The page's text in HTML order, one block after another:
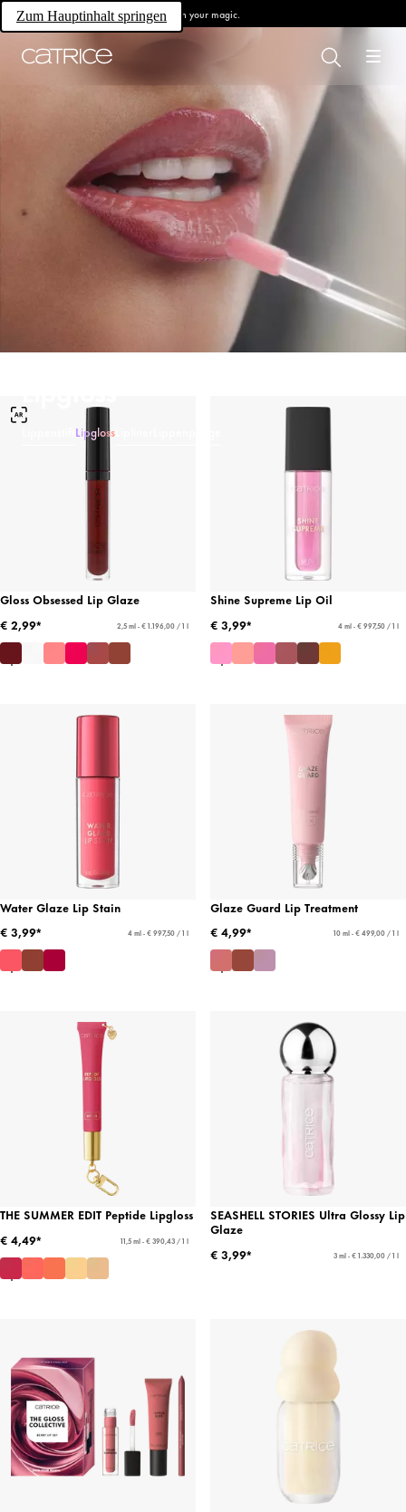
Zum Hauptinhalt springen Own your magic.
Lipgloss
Gloss Obsessed Lip Glaze
€ 2,99*
2,5 ml - € 1.196,00 / 1 l
Shine Supreme Lip Oil
€ 3,99*
4 ml - € 997,50 / 1 l
Water Glaze Lip Stain
€ 3,99*
4 ml - € 997,50 / 1 l
Glaze Guard Lip Treatment
€ 4,99*
10 ml - € 499,00 / 1 l
THE SUMMER EDIT Peptide Lipgloss
€ 4,49*
11,5 ml - € 390,43 / 1 l
SEASHELL STORIES Ultra Glossy Lip
Glaze
€ 3,99*
3 ml - € 1.330,00 / 1 l